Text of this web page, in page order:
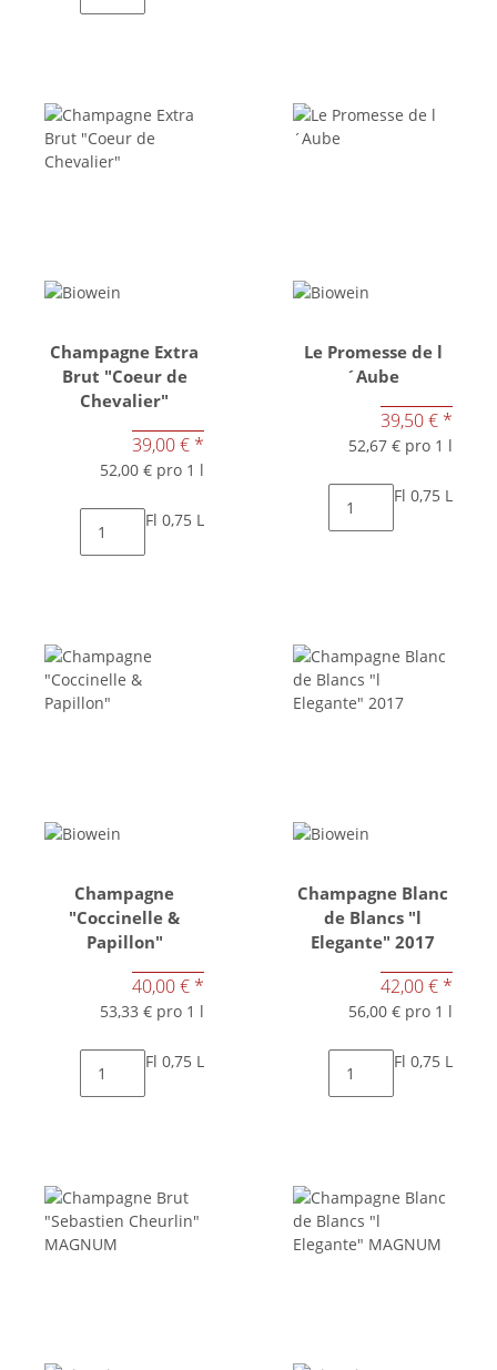
Champagne Extra
Brut "Coeur de
Chevalier"
39,00 € *
52,00 € pro 1 l
Fl 0,75 L
Le Promesse de l
´Aube
39,50 € *
52,67 € pro 1 l
Fl 0,75 L
Champagne
"Coccinelle &
Papillon"
40,00 € *
53,33 € pro 1 l
Fl 0,75 L
Champagne Blanc
de Blancs "l
Elegante" 2017
42,00 € *
56,00 € pro 1 l
Fl 0,75 L